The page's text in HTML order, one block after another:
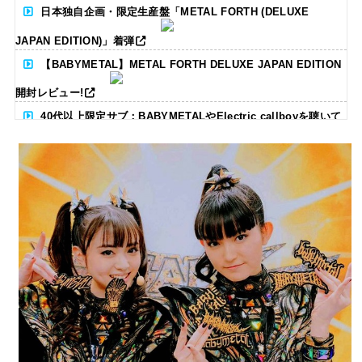
日本独自企画・限定生産盤「METAL FORTH (DELUXE
JAPAN EDITION)」着弾
【BABYMETAL】METAL FORTH DELUXE JAPAN EDITION
開封レビュー!
40代以上限定サブ：BABYMETALやElectric callboyを聴いて
る人いる？ 【海外の反応】
BABYMETAL「CANNONBALL外伝」グッズ販売決定
タワーレコード新宿店にてBABYMETALのパネル展が開催中
Powered by livedoor 相互RSS